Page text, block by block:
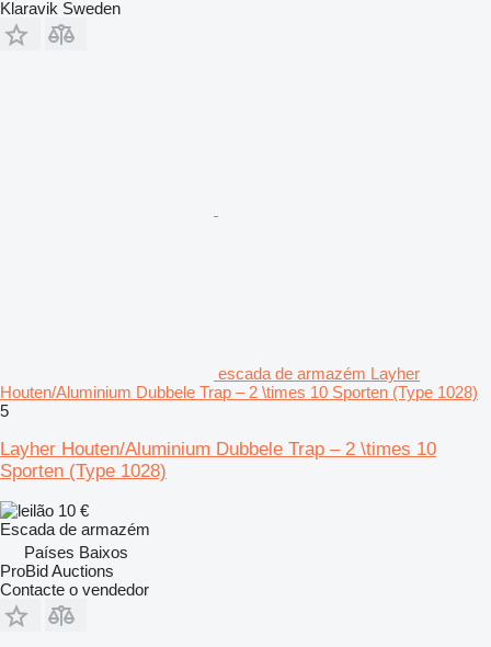
Klaravik Sweden
escada de armazém Layher
Houten/Aluminium Dubbele Trap – 2 \times 10 Sporten (Type 1028)
5
Layher Houten/Aluminium Dubbele Trap – 2 \times 10
Sporten (Type 1028)
10 €
Escada de armazém
Países Baixos
ProBid Auctions
Contacte o vendedor